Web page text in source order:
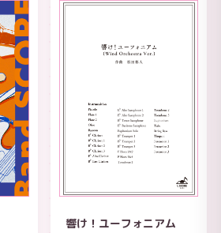
響け！ユーフォニアム